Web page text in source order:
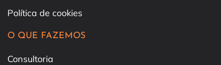
Política de cookies
O QUE FAZEMOS
Consultoria